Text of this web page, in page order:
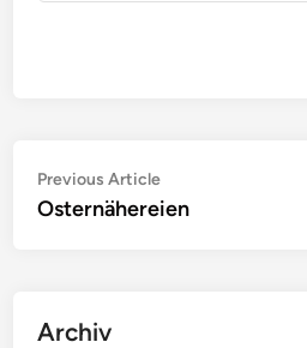
Beitragsnavigation
Previous ArticlePrevious
article:
Osternähereien
Archiv